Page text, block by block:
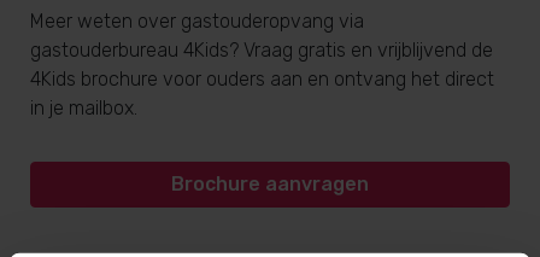
Meer weten over gastouderopvang via
gastouderbureau 4Kids? Vraag gratis en vrijblijvend de
4Kids brochure voor ouders aan en ontvang het direct
in je mailbox.
Brochure aanvragen